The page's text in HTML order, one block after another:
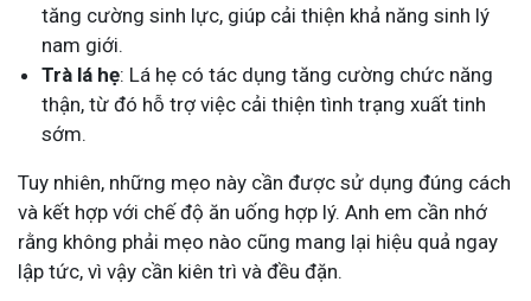
tăng cường sinh lực, giúp cải thiện khả năng sinh lý
nam giới.
Trà lá hẹ: Lá hẹ có tác dụng tăng cường chức năng
thận, từ đó hỗ trợ việc cải thiện tình trạng xuất tinh
sớm.
Tuy nhiên, những mẹo này cần được sử dụng đúng cách
và kết hợp với chế độ ăn uống hợp lý. Anh em cần nhớ
rằng không phải mẹo nào cũng mang lại hiệu quả ngay
lập tức, vì vậy cần kiên trì và đều đặn.